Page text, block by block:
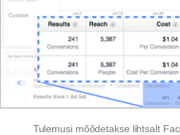
Tulemusi mõõdetakse lihtsalt